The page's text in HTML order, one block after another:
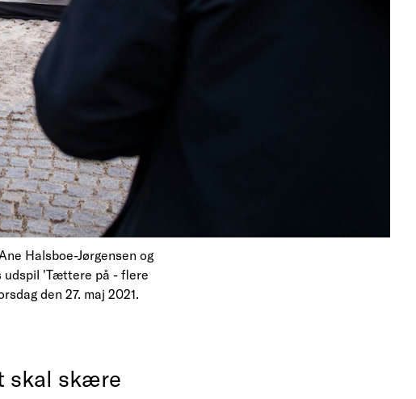
Halsboe-Jørgensen og
udspil 'Tættere på - flere
den 27. maj 2021.
skal skære